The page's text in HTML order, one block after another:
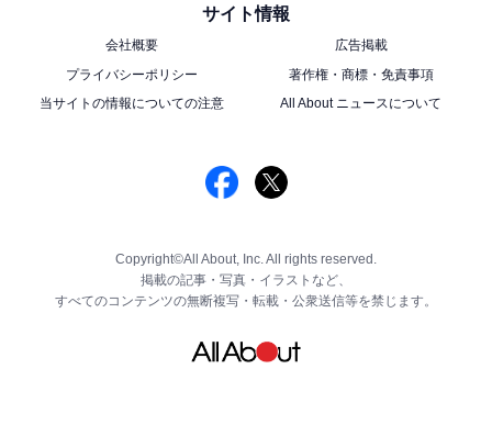
サイト情報
会社概要
広告掲載
プライバシーポリシー
著作権・商標・免責事項
当サイトの情報についての注意
All About ニュースについて
Copyright©All About, Inc. All rights reserved.
掲載の記事・写真・イラストなど、
すべてのコンテンツの無断複写・転載・公衆送信等を禁じます。